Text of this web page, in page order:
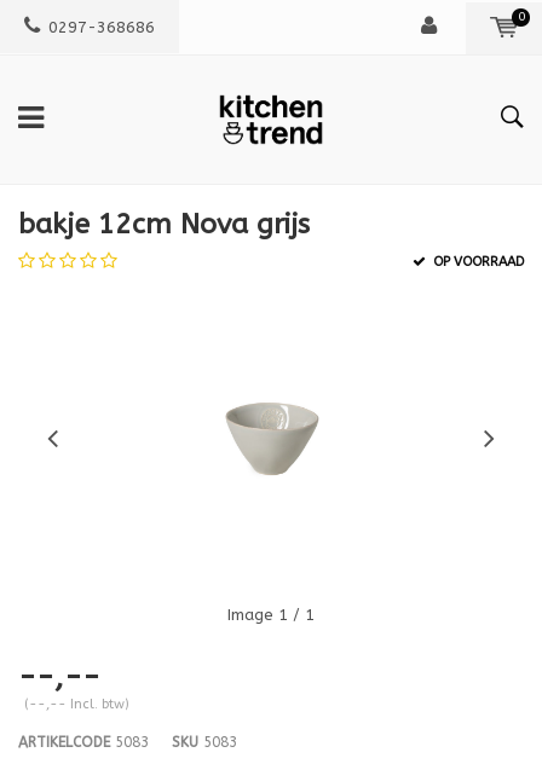
0297-368686
0
bakje 12cm Nova grijs
OP VOORRAAD
Image 1 / 1
--,--
(--,-- Incl. btw)
ARTIKELCODE5083 SKU 5083